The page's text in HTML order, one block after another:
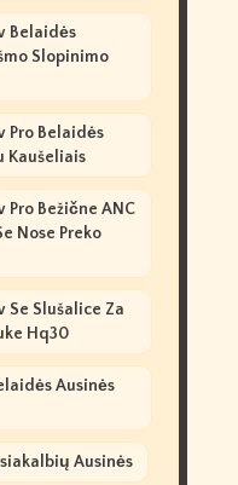
Belaidės
Slopinimo
Pro Belaidės
Kaušeliais
Pro Bežične ANC
Nose Preko
Se Slušalice Za
Hq30
Ausinės
Ausinės